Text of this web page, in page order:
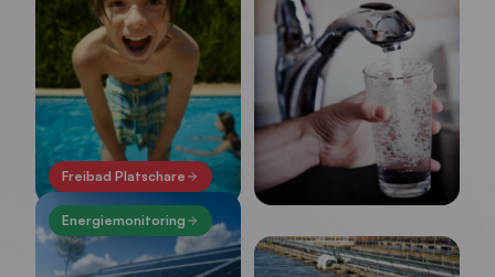
Freibad Platschare
Energiemonitoring